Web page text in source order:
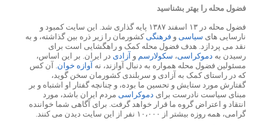
فضول محله را بهتر بشناسید
فضول محله در ۱۳ اسفند ۱۳۸۷ پایه گذاری شد. این سایت کمبود و
نارسایی های سیاسی و فرهنگیکشورمان را زیر ذره بین گذاشته، و به
نقد می پردازد. هدف فضول محله کمک و راهگشایی است برای
رسیدن به دموکراسی، سکولارسم و آزادی در ایران. بر این اساس،
مسئولین فضول محله همواره به دنبال آوازند، نه آوازه خوان. آن کس
که در راستای کمک به آزادی و سربلندی کشورمان سخن گوید،
گفتارش مورد ستایش و تحسین ما بوده، و چنانچه گفتار او اشتباه و بر
مبنای سیاست نادرست برای دموکراسی مردم ایران باشد، مورد
انتقاد و اعتراض گروه ما قرار خواهد گرفت. برای آگاهی شما خواننده
گرامی، همه روزه بیشتر از ۱۰،۰۰۰ نفر از این سایت دیدن می کنند.